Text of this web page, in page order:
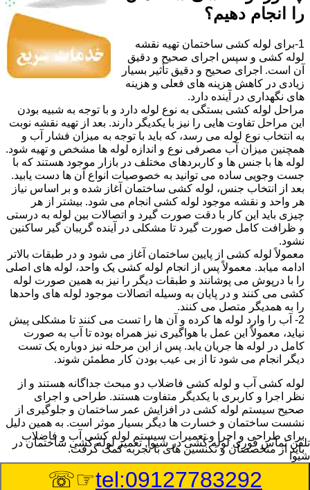
را انجام دهیم؟
1-برای لوله کشی ساختمان تهیه نقشه
لوله کشی و سپس اجرای صحیح و دقیق
آن است. اجرای صحیح و دقیق تأثیر بسیار
زیادی در کاهش هزینه های فعلی و هزینه
های نگهداری در آینده دارد.
مراحل لوله کشی بستگی به نوع لوله دارد و با توجه به شبیه بودن
این مراحل تفاوت هایی را نیز با یکدیگر دارند. بعد از تهیه نقشه نوبت
به انتخاب نوع لوله می رسد، که باید با توجه به میزان فشار آب و
همچنین میزان آب مصرفی نوع و اندازه لوله ها مشخص و تهیه شود.
لوله ها با جنس ها و کاربردهای مختلف در بازار موجود هستند که با
جست وجویی ساده می توانید به خصوصیات انواع آن ها دست یابید.
بعد از انتخاب جنس، لوله کشی ساختمان آغاز شده و بر اساس نیاز
هر واحد و نقشه موجود لوله کشی انجام می شود. بیشتر از هر
چیزی باید این کار با دقت صورت گیرد و اتصالات بین لوله به درستی
و ظرافت کامل صورت گیرد تا مشکلی در آینده گریبان گیر ساکنین
نشود.
معمولاً لوله کشی از پایین ساختمان آغاز می شود و در طبقات بالاتر
ادامه میابد. معمولاً پس از انجام لوله کشی یک واحد، لوله های اصلی
را با درپوش می پوشانند و طبقات دیگر را نیز به همین صورت لوله
کشی می کنند و در پایان به وسیله اتصالات موجود لوله های واحدها
را به همدیگر متصل می کنند.
2- آب را وارد لوله ها کرده و آن ها را تست می کنند تا مشکلی پیش
نیاید، معمولاً این عمل با هواگیری نیز همراه بوده تا آب به صورت
کامل در لوله ها جریان یابد. پس از این مرحله نیز دوباره یک تست
دیگر انجام می شود تا از بی عیب بودن کار مطمئن شوند.
لوله کشی آب و لوله کشی فاضلاب دو مبحث جداگانه هستند و از
نظر اجرا و کاربری با یکدیگر متفاوت هستند. طراحی و اجرای
صحیح سیستم لوله کشی در افزایش عمر ساختمان و جلوگیری از
نشست ساختمان و خسارت ها دیگر بسیار موثر است. به همین دلیل
برای طراحی و اجرا و تعمیرات سیستم لوله کشی آب و فاضلاب
باید از متخصصان و تکنسین های با تجربه کمک گرفت.
:Published Date
تلفن تماس فوریلوله کشی در شیوا, تعمیر لوله کشی ساختمان در
شیوا
tel:09127783292
☞☏